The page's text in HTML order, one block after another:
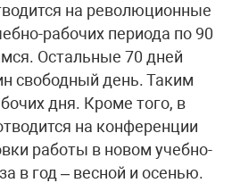
на революционные
рабочих периода по 90
Остальные 70 дней
свободный день. Таким
дня. Кроме того, в
на конференции
работы в новом учебно-
в год – весной и осенью.